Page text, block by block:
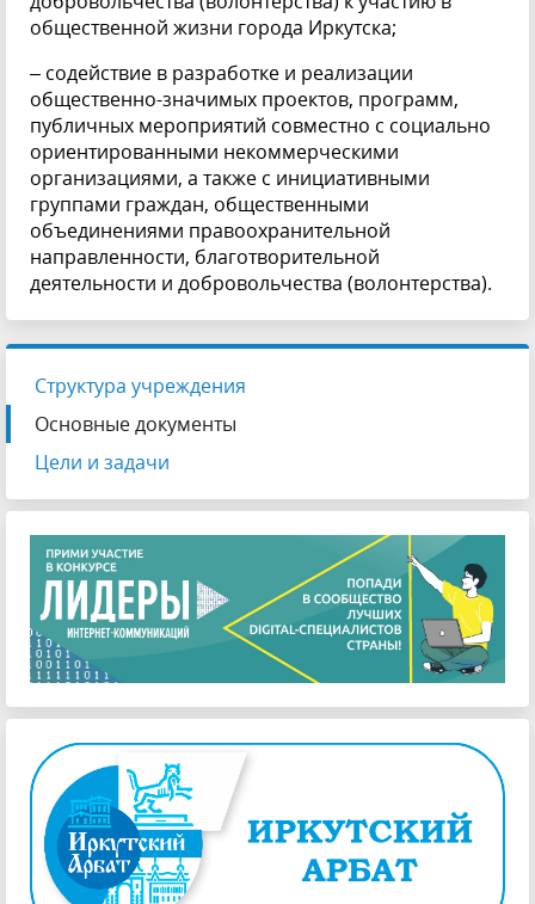
общественной жизни города Иркутска;
– содействие в разработке и реализации
общественно-значимых проектов, программ,
публичных мероприятий совместно с социально
ориентированными некоммерческими
организациями, а также с инициативными
группами граждан, общественными
объединениями правоохранительной
направленности, благотворительной
деятельности и добровольчества (волонтерства).
Структура учреждения
Основные документы
Цели и задачи